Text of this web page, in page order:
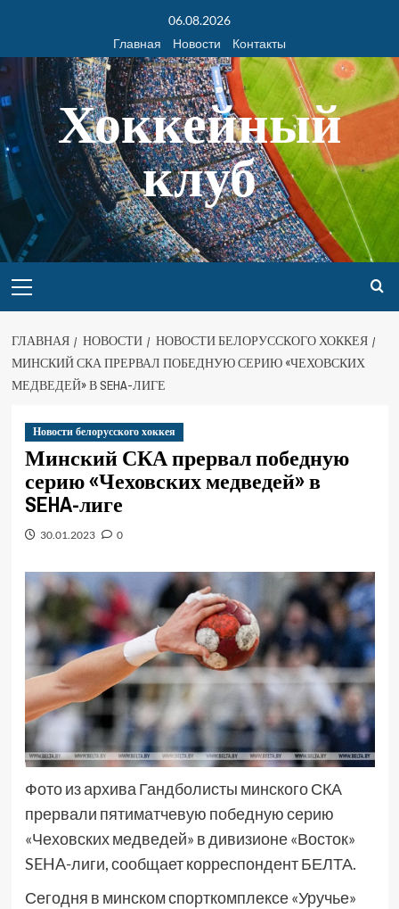
06.08.2026
Главная
Новости Контакты
Хоккейный
клуб
ГЛАВНАЯ НОВОСТИ
НОВОСТИ БЕЛОРУССКОГО ХОККЕЯ
МИНСКИЙ СКА ПРЕРВАЛ ПОБЕДНУЮ СЕРИЮ «ЧЕХОВСКИХ
МЕДВЕДЕЙ» В SEHA-ЛИГЕ
Новости белорусского хоккея
Минский СКА прервал победную
серию «Чеховских медведей» в
SEHA-лиге
30.01.2023 0
Фото из архива Гандболисты минского СКА
прервали пятиматчевую победную серию
«Чеховских медведей» в дивизионе «Восток»
SEHA-лиги, сообщает корреспондент БЕЛТА.
Сегодня в минском спорткомплексе «Уручье»